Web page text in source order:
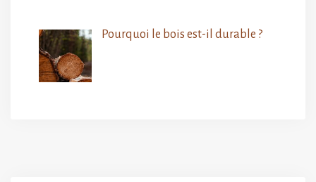
Pourquoi le bois est-il durable ?